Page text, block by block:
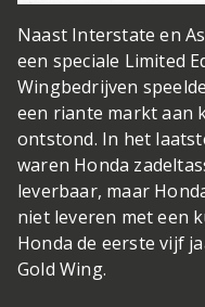
Naast Interstate en
een speciale Limited
Wingbedrijven
een riante markt aan
ontstond. In het
waren Honda
leverbaar, maar
niet leveren met een
Honda de eerste vijf
Gold Wing.